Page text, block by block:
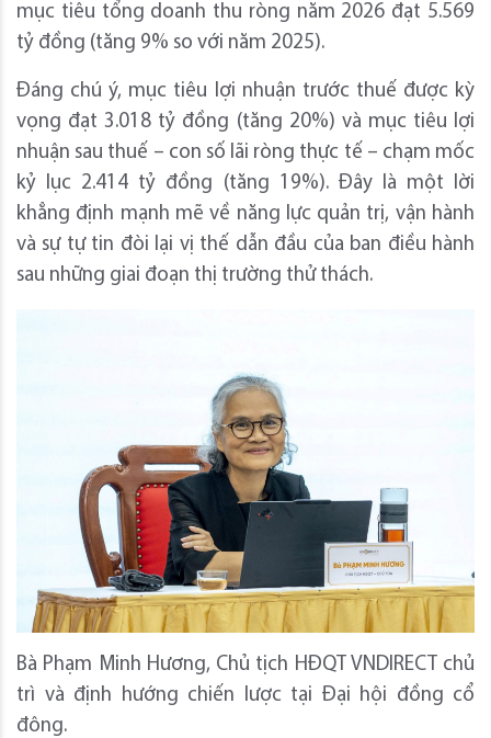
mục tiêu tổng doanh thu ròng năm 2026 đạt 5.569
tỷ đồng (tăng 9% so với năm 2025).
Đáng chú ý, mục tiêu lợi nhuận trước thuế được kỳ
vọng đạt 3.018 tỷ đồng (tăng 20%) và mục tiêu lợi
nhuận sau thuế – con số lãi ròng thực tế – chạm mốc
kỷ lục 2.414 tỷ đồng (tăng 19%). Đây là một lời
khẳng định mạnh mẽ về năng lực quản trị, vận hành
và sự tự tin đòi lại vị thế dẫn đầu của ban điều hành
sau những giai đoạn thị trường thử thách.
Bà Phạm Minh Hương, Chủ tịch HĐQT VNDIRECT chủ
trì và định hướng chiến lược tại Đại hội đồng cổ
đông.